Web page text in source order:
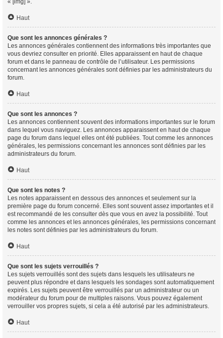
« [img] ».
Haut
Que sont les annonces générales ?
Les annonces générales contiennent des informations très importantes que
vous devriez consulter en priorité. Elles apparaissent en haut de chaque
forum et dans le panneau de contrôle de l’utilisateur. Les permissions
concernant les annonces générales sont définies par les administrateurs du
forum.
Haut
Que sont les annonces ?
Les annonces contiennent souvent des informations importantes sur le forum
dans lequel vous naviguez. Les annonces apparaissent en haut de chaque
page du forum dans lequel elles ont été publiées. Tout comme les annonces
générales, les permissions concernant les annonces sont définies par les
administrateurs du forum.
Haut
Que sont les notes ?
Les notes apparaissent en dessous des annonces et seulement sur la
première page du forum concerné. Elles sont souvent assez importantes et il
est recommandé de les consulter dès que vous en avez la possibilité. Tout
comme les annonces et les annonces générales, les permissions concernant
les notes sont définies par les administrateurs du forum.
Haut
Que sont les sujets verrouillés ?
Les sujets verrouillés sont des sujets dans lesquels les utilisateurs ne
peuvent plus répondre et dans lesquels les sondages sont automatiquement
expirés. Les sujets peuvent être verrouillés par un administrateur ou un
modérateur du forum pour de multiples raisons. Vous pouvez également
verrouiller vos propres sujets, si cela a été autorisé par les administrateurs.
Haut